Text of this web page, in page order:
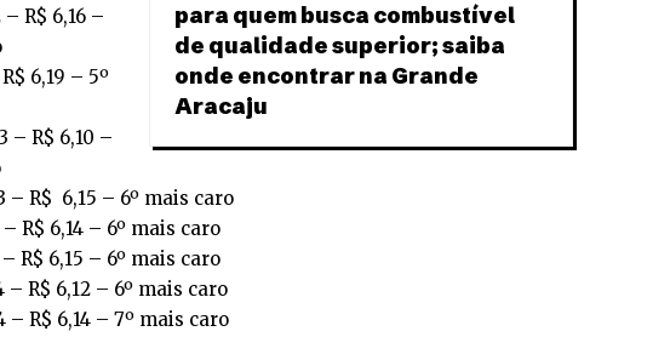
para quem busca combustível
de qualidade superior; saiba
onde encontrar na Grande
Aracaju
– R$ 6,16 –
6,19 – 5º
– R$ 6,10 –
– R$ 6,15 – 6º mais caro
– R$ 6,14 – 6º mais caro
– R$ 6,15 – 6º mais caro
– R$ 6,12 – 6º mais caro
– R$ 6,14 – 7º mais caro